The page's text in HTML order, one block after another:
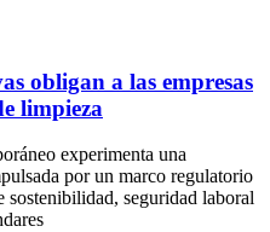
obligan a las empresas
limpieza
experimenta una
por un marco regulatorio
sostenibilidad, seguridad laboral